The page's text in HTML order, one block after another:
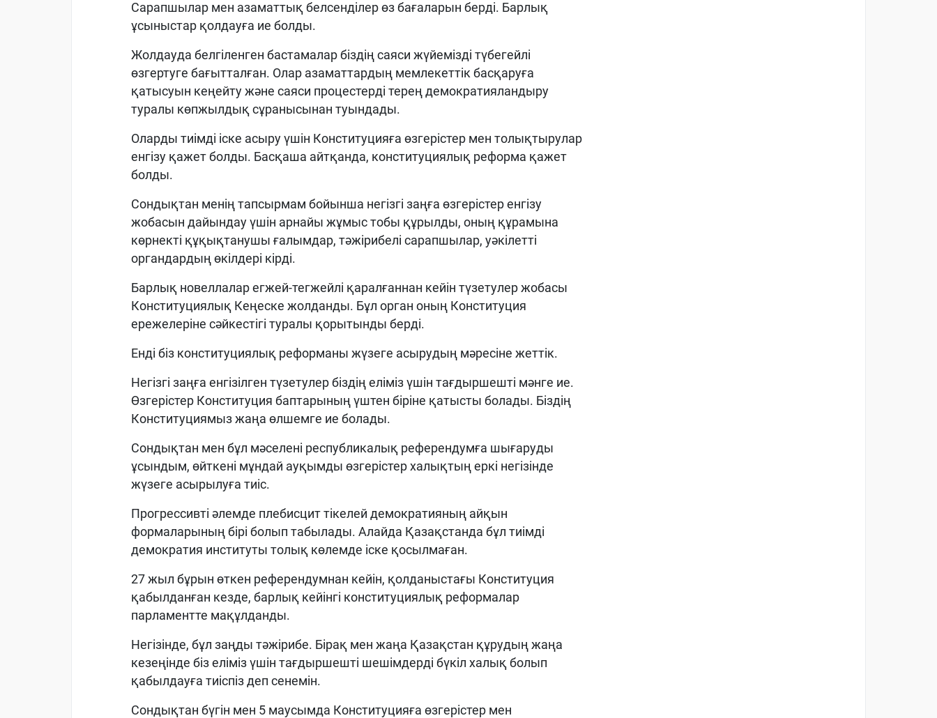
Сарапшылар мен азаматтық белсенділер өз бағаларын берді. Барлық
ұсыныстар қолдауға ие болды.
Жолдауда белгіленген бастамалар біздің саяси жүйемізді түбегейлі
өзгертуге бағытталған. Олар азаматтардың мемлекеттік басқаруға
қатысуын кеңейту және саяси процестерді терең демократияландыру
туралы көпжылдық сұранысынан туындады.
Оларды тиімді іске асыру үшін Конституцияға өзгерістер мен толықтырулар
енгізу қажет болды. Басқаша айтқанда, конституциялық реформа қажет
болды.
Сондықтан менің тапсырмам бойынша негізгі заңға өзгерістер енгізу
жобасын дайындау үшін арнайы жұмыс тобы құрылды, оның құрамына
көрнекті құқықтанушы ғалымдар, тәжірибелі сарапшылар, уәкілетті
органдардың өкілдері кірді.
Барлық новеллалар егжей-тегжейлі қаралғаннан кейін түзетулер жобасы
Конституциялық Кеңеске жолданды. Бұл орган оның Конституция
ережелеріне сәйкестігі туралы қорытынды берді.
Енді біз конституциялық реформаны жүзеге асырудың мәресіне жеттік.
Негізгі заңға енгізілген түзетулер біздің еліміз үшін тағдыршешті мәнге ие.
Өзгерістер Конституция баптарының үштен біріне қатысты болады. Біздің
Конституциямыз жаңа өлшемге ие болады.
Сондықтан мен бұл мәселені республикалық референдумға шығаруды
ұсындым, өйткені мұндай ауқымды өзгерістер халықтың еркі негізінде
жүзеге асырылуға тиіс.
Прогрессивті әлемде плебисцит тікелей демократияның айқын
формаларының бірі болып табылады. Алайда Қазақстанда бұл тиімді
демократия институты толық көлемде іске қосылмаған.
27 жыл бұрын өткен референдумнан кейін, қолданыстағы Конституция
қабылданған кезде, барлық кейінгі конституциялық реформалар
парламентте мақұлданды.
Негізінде, бұл заңды тәжірибе. Бірақ мен жаңа Қазақстан құрудың жаңа
кезеңінде біз еліміз үшін тағдыршешті шешімдерді бүкіл халық болып
қабылдауға тиіспіз деп сенемін.
Сондықтан бүгін мен 5 маусымда Конституцияға өзгерістер мен